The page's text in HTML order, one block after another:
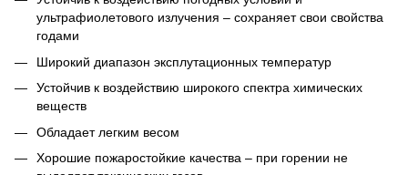
ультрафиолетового излучения – сохраняет свои свойства
годами
Широкий диапазон эксплутационных температур
Устойчив к воздействию широкого спектра химических
веществ
Обладает легким весом
Хорошие пожаростойкие качества – при горении не